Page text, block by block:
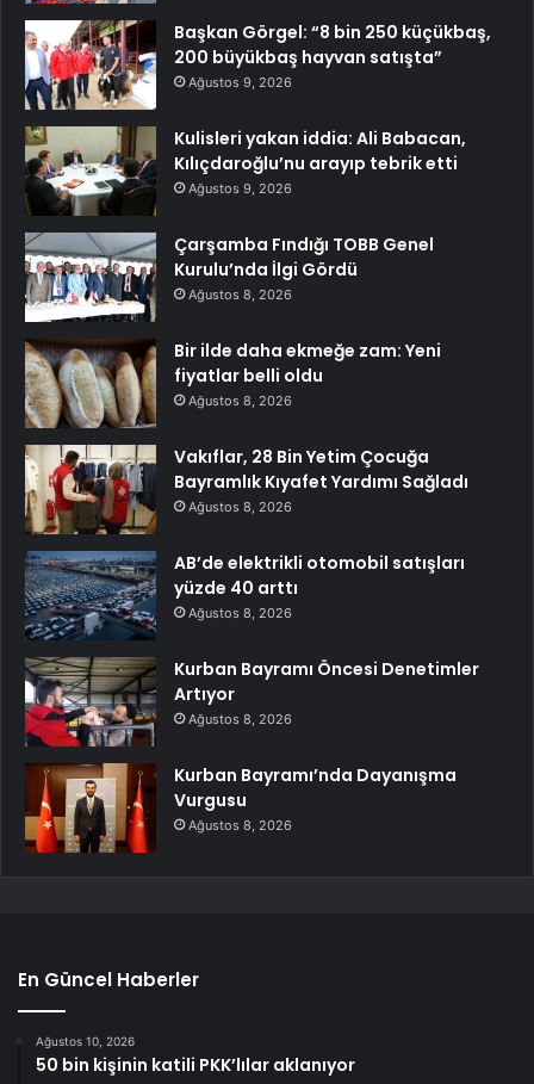
Başkan Görgel: “8 bin 250 küçükbaş,
200 büyükbaş hayvan satışta”
Ağustos 9, 2026
Kulisleri yakan iddia: Ali Babacan,
Kılıçdaroğlu’nu arayıp tebrik etti
Ağustos 9, 2026
Çarşamba Fındığı TOBB Genel
Kurulu’nda İlgi Gördü
Ağustos 8, 2026
Bir ilde daha ekmeğe zam: Yeni
fiyatlar belli oldu
Ağustos 8, 2026
Vakıflar, 28 Bin Yetim Çocuğa
Bayramlık Kıyafet Yardımı Sağladı
Ağustos 8, 2026
AB’de elektrikli otomobil satışları
yüzde 40 arttı
Ağustos 8, 2026
Kurban Bayramı Öncesi Denetimler
Artıyor
Ağustos 8, 2026
Kurban Bayramı’nda Dayanışma
Vurgusu
Ağustos 8, 2026
En Güncel Haberler
Ağustos 10, 2026
50 bin kişinin katili PKK’lılar aklanıyor